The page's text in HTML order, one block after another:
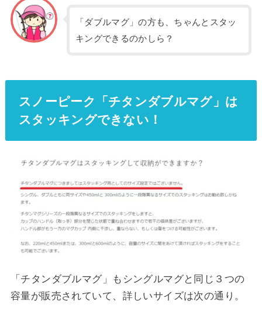
「ダブルマグ」の方も、ちゃんとスタッ
キングできるのかしら？
スノーピーク「チタンダブルマグ」は
スタッキングできない！
「チタンダブルマグ」もシングルマグと同じ３つの
容量が販売されていて、詳しいサイズは次の通り。